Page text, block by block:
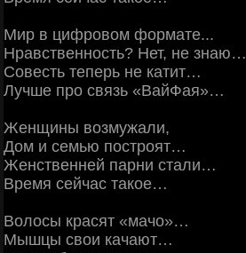
Мир в цифровом формате...
Нравственность? Нет, не знаю…
Совесть теперь не катит…
Лучше про связь «ВайФая»…
Женщины возмужали,
Дом и семью построят…
Женственней парни стали…
Время сейчас такое…
Волосы красят «мачо»…
Мышцы свои качают…